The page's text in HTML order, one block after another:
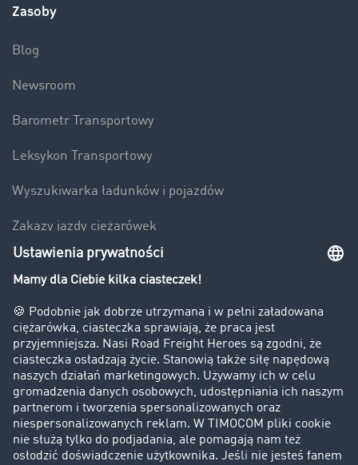
Zasoby
Blog
Newsroom
Barometr Transportowy
Leksykon Transportowy
Wyszukiwarka ładunków i pojazdów
Zakazy jazdy ciężarówek
Bezpieczeństwo
Firma
Historie sukcesu
Klienci pozyskują nowych klientów
Informacje prawne
Impressum